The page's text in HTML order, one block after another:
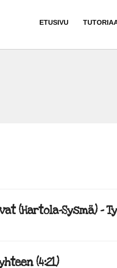
ETUSIVU
(Hartola-Sysmä) –
(4:21)